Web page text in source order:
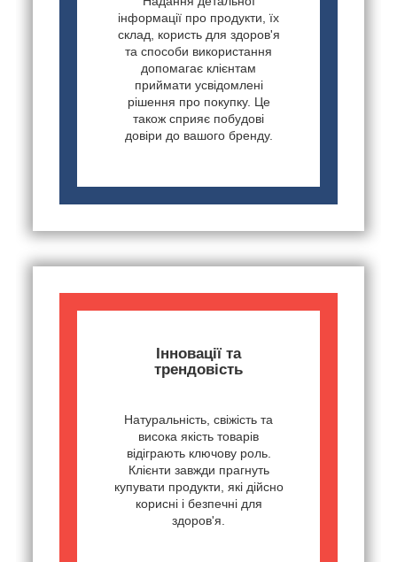
інформації про продукти, їх
склад, користь для здоров'я
та способи використання
допомагає клієнтам
приймати усвідомлені
рішення про покупку. Це
також сприяє побудові
довіри до вашого бренду.
Інновації та
трендовість
Натуральність, свіжість та
висока якість товарів
відіграють ключову роль.
Клієнти завжди прагнуть
купувати продукти, які дійсно
корисні і безпечні для
здоров'я.